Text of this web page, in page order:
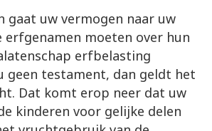
gaat uw vermogen naar uw
erfgenamen moeten over hun
erfbelasting
geen testament, dan geldt het
Dat komt erop neer dat uw
kinderen voor gelijke delen